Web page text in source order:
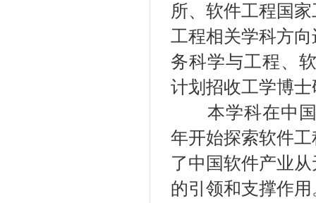
所、软件工程国
工程相关学科方
务科学与工程、
计划招收工学博
本学科在中国
年开始探索软件
了中国软件产业
的引领和支撑作